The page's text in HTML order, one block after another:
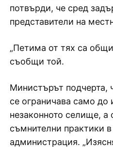
потвърди, че сред
представители на
„Петима от тях са
съобщи той.
Министърът подчерта,
се ограничава само до
незаконното селище, а
съмнителни практики
администрация.